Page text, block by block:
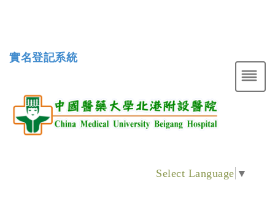
實名登記系統
Select Language ▼